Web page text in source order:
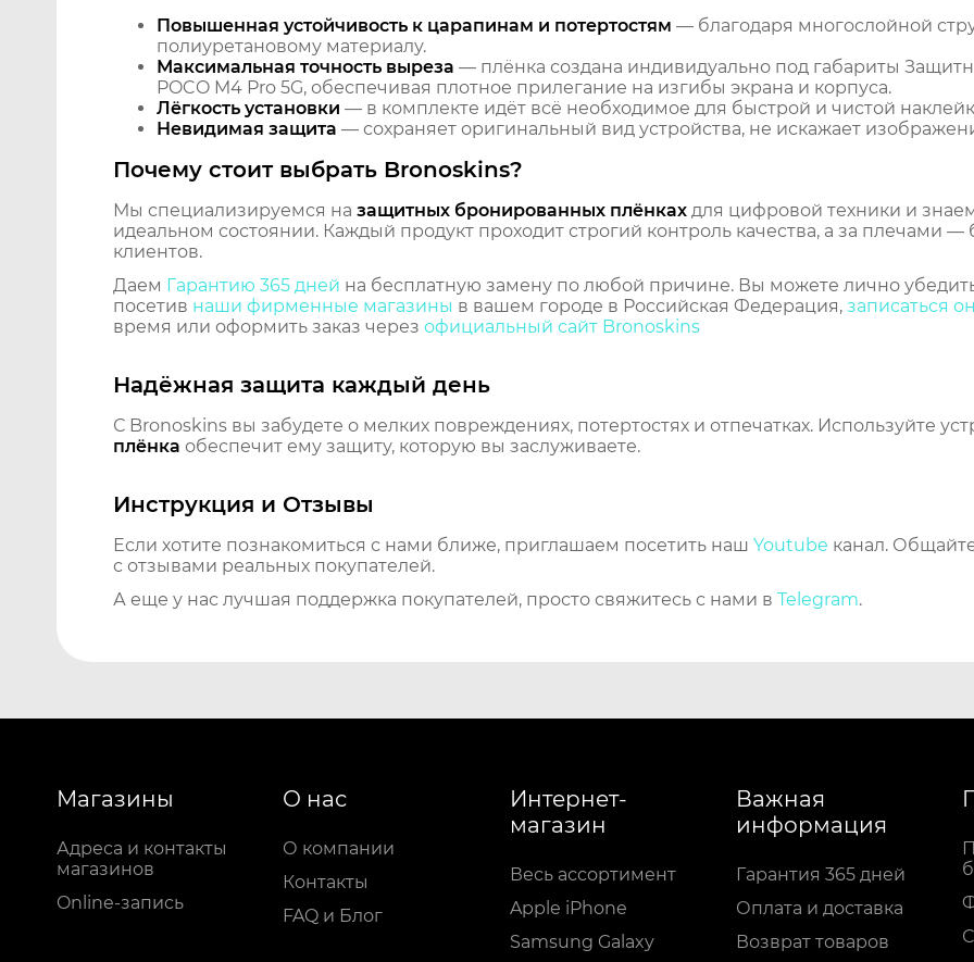
Повышенная устойчивость к царапинам и потертостям — благодаря многослойной
полиуретановому материалу.
Максимальная точность выреза — плёнка создана индивидуально под габариты
POCO M4 Pro 5G, обеспечивая плотное прилегание на изгибы экрана и корпуса.
Лёгкость установки — в комплекте идёт всё необходимое для быстрой и чистой
Невидимая защита — сохраняет оригинальный вид устройства, не искажает
Почему стоит выбрать Bronoskins?
Мы специализируемся на защитных бронированных плёнках для цифровой техники и
идеальном состоянии. Каждый продукт проходит строгий контроль качества, а за плечами
клиентов.
Даем Гарантию 365 дней на бесплатную замену по любой причине. Вы можете лично
посетив наши фирменные магазины в вашем городе в Российская Федерация, записаться
время или оформить заказ через официальный сайт Bronoskins
Надёжная защита каждый день
С Bronoskins вы забудете о мелких повреждениях, потертостях и отпечатках. Используйте
плёнка обеспечит ему защиту, которую вы заслуживаете.
Инструкция и Отзывы
Если хотите познакомиться с нами ближе, приглашаем посетить наш Youtube канал.
с отзывами реальных покупателей.
А еще у нас лучшая поддержка покупателей, просто свяжитесь с нами в Telegram.
Магазины
Адреса и контакты
магазинов
Online-запись
О нас
О компании
Контакты
FAQ и Блог
Интернет-
магазин
Весь ассортимент
Apple iPhone
Samsung Galaxy
Важная
информация
Гарантия 365 дней
Оплата и доставка
Возврат товаров